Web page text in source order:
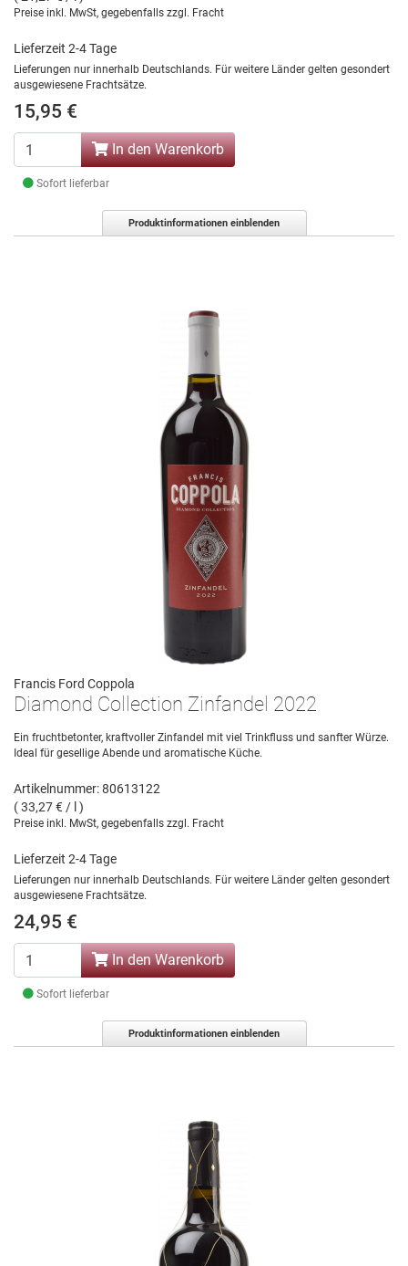
Preise inkl. MwSt, gegebenfalls zzgl. Fracht
Lieferzeit 2-4 Tage
Lieferungen nur innerhalb Deutschlands. Für weitere Länder gelten gesondert
ausgewiesene Frachtsätze.
15,95 €
In den Warenkorb
Sofort lieferbar
Produktinformationen einblenden
Francis Ford Coppola
Diamond Collection Zinfandel 2022
Ein fruchtbetonter, kraftvoller Zinfandel mit viel Trinkfluss und sanfter Würze.
Ideal für gesellige Abende und aromatische Küche.
Artikelnummer: 80613122
( 33,27 € / l )
Preise inkl. MwSt, gegebenfalls zzgl. Fracht
Lieferzeit 2-4 Tage
Lieferungen nur innerhalb Deutschlands. Für weitere Länder gelten gesondert
ausgewiesene Frachtsätze.
24,95 €
In den Warenkorb
Sofort lieferbar
Produktinformationen einblenden